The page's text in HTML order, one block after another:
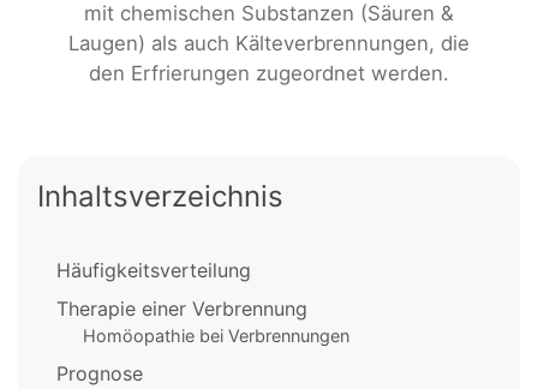
mit chemischen Substanzen (Säuren &
Laugen) als auch Kälteverbrennungen, die
den Erfrierungen zugeordnet werden.
Inhaltsverzeichnis
Häufigkeitsverteilung
Therapie einer Verbrennung
Homöopathie bei Verbrennungen
Prognose